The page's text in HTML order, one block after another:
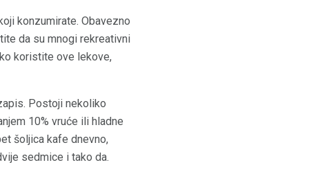
konzumirate. Obavezno
da su mnogi rekreativni
koristite ove lekove,
Postoji nekoliko
10% vruće ili hladne
šoljica kafe dnevno,
sedmice i tako da.